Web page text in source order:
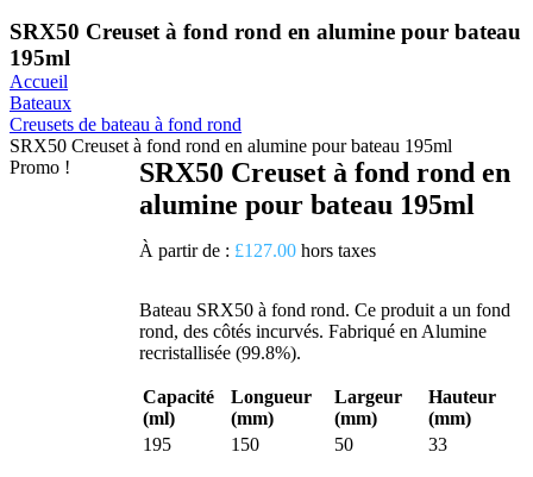
SRX50 Creuset à fond rond en alumine pour bateau
195ml
Accueil
Bateaux
Creusets de bateau à fond rond
SRX50 Creuset à fond rond en alumine pour bateau 195ml
Promo !
SRX50 Creuset à fond rond en
alumine pour bateau 195ml
À partir de : £127.00 hors taxes
Bateau SRX50 à fond rond. Ce produit a un fond
rond, des côtés incurvés. Fabriqué en Alumine
recristallisée (99.8%).
Capacité
(ml)
Longueur
(mm)
Largeur
(mm)
Hauteur
(mm)
195
150 50 33